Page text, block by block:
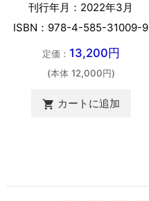
刊行年月：2022年3月
ISBN：978-4-585-31009-9
定価： 13,200円
(本体 12,000円)
 カートに追加